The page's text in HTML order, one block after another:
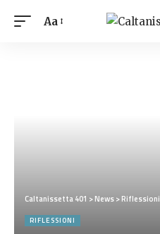
Aa
Caltanissetta 401 >News>Riflessioni
RIFLESSIONI